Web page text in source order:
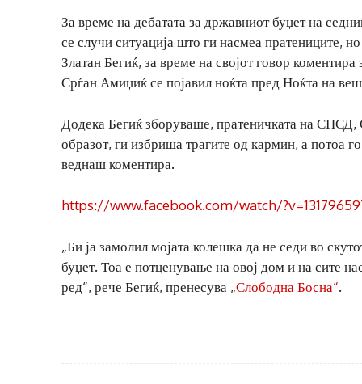
За време на дебатата за државниот буџет на
се случи ситуација што ги насмеа пратениците,
Златан Бегиќ, за време на својот говор
Срѓан Амиџиќ се појавил ноќта пред Ноќта на
Додека Бегиќ зборуваше, пратеничката на
образот, ги избриша трагите од кармин, а потоа
веднаш коментира.
https://www.facebook.com/watch/
„Би ја замолил мојата колешка да не седи во
буџет. Тоа е потценување на овој дом и на сите
ред“, рече Бегиќ, пренесува „Слободна Босна“.